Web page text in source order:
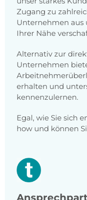
Zugang zu
Unternehmen aus
Ihrer Nähe
Alternativ zur
Unternehmen
erhalten und
kennenzulernen.
Egal, wie Sie sich
how und können